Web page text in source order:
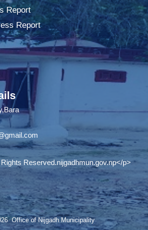
Report
Report
Reserved.nijgadhmun.gov.np</p>
Office of Nijgadh Municipality